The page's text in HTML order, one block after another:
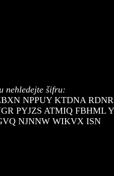
nehledejte šifru:
NPPUY KTDNA
PYJZS ATMIQ FBHML
NJNNW WIKVX ISN